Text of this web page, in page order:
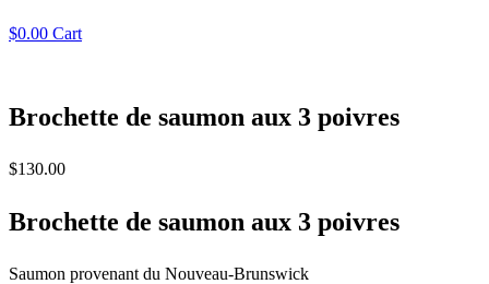
$0.00 Cart
Brochette de saumon aux 3 poivres
$130.00
Brochette de saumon aux 3 poivres
Saumon provenant du Nouveau-Brunswick